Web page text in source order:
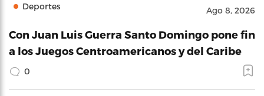
Deportes Ago 8, 2026
Con Juan Luis Guerra Santo Domingo pone fin
a los Juegos Centroamericanos y del Caribe
0